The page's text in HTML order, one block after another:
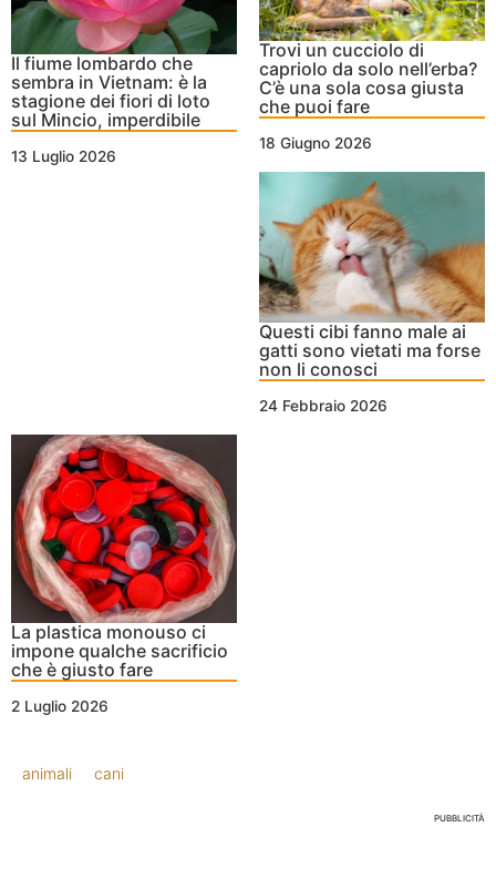
Il fiume lombardo che
sembra in Vietnam: è la
stagione dei fiori di loto
sul Mincio, imperdibile
13 Luglio 2026
Trovi un cucciolo di
capriolo da solo nell’erba?
C’è una sola cosa giusta
che puoi fare
18 Giugno 2026
Questi cibi fanno male ai
gatti sono vietati ma forse
non li conosci
24 Febbraio 2026
La plastica monouso ci
impone qualche sacrificio
che è giusto fare
2 Luglio 2026
animali cani
PUBBLICITÀ